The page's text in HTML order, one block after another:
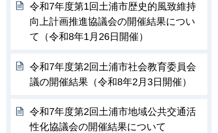
令和7年度第1回土浦市歴史的風致維持
向上計画推進協議会の開催結果につい
て（令和8年1月26日開催）
令和7年度第2回土浦市社会教育委員会
議の開催結果（令和8年2月3日開催）
令和7年度第2回土浦市地域公共交通活
性化協議会の開催結果について